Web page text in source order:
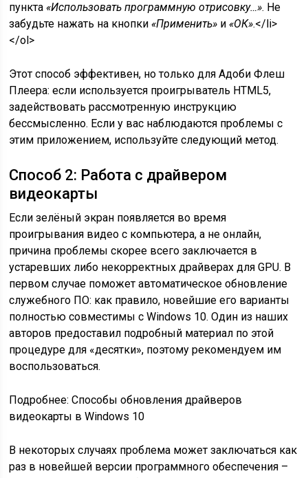
пункта«Использовать программную отрисовку…». Не
забудьте нажать на кнопки«Применить» и«ОК».</li>
</ol>
Этот способ эффективен, но только для Адоби Флеш
Плеера: если используется проигрыватель HTML5,
задействовать рассмотренную инструкцию
бессмысленно. Если у вас наблюдаются проблемы с
этим приложением, используйте следующий метод.
Способ 2: Работа с драйвером
видеокарты
Если зелёный экран появляется во время
проигрывания видео с компьютера, а не онлайн,
причина проблемы скорее всего заключается в
устаревших либо некорректных драйверах для GPU. В
первом случае поможет автоматическое обновление
служебного ПО: как правило, новейшие его варианты
полностью совместимы с Windows 10. Один из наших
авторов предоставил подробный материал по этой
процедуре для «десятки», поэтому рекомендуем им
воспользоваться.
Подробнее: Способы обновления драйверов
видеокарты в Windows 10
В некоторых случаях проблема может заключаться как
раз в новейшей версии программного обеспечения –